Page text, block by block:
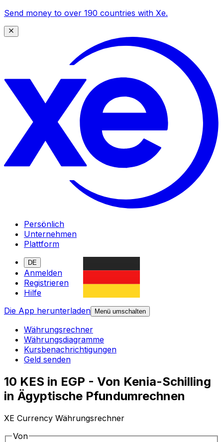
Send money to over 190 countries with Xe.
Persönlich
Unternehmen
Plattform
DE
Anmelden
Registrieren
Hilfe
Die App herunterladen
Menü umschalten
Währungsrechner
Währungsdiagramme
Kursbenachrichtigungen
Geld senden
10 KES in EGP - Von Kenia-Schilling
in Ägyptische Pfundumrechnen
XE Currency Währungsrechner
Von